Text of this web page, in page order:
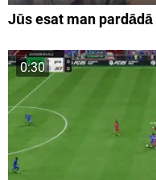
Jūs esat man pardādā
0:30